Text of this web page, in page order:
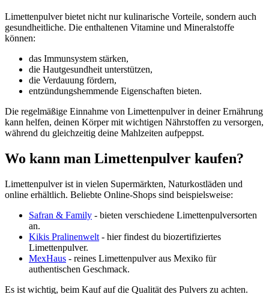
Limettenpulver bietet nicht nur kulinarische Vorteile, sondern auch
gesundheitliche. Die enthaltenen Vitamine und Mineralstoffe
können:
das Immunsystem stärken,
die Hautgesundheit unterstützen,
die Verdauung fördern,
entzündungshemmende Eigenschaften bieten.
Die regelmäßige Einnahme von Limettenpulver in deiner Ernährung
kann helfen, deinen Körper mit wichtigen Nährstoffen zu versorgen,
während du gleichzeitig deine Mahlzeiten aufpeppst.
Wo kann man Limettenpulver kaufen?
Limettenpulver ist in vielen Supermärkten, Naturkostläden und
online erhältlich. Beliebte Online-Shops sind beispielsweise:
Safran & Family - bieten verschiedene Limettenpulversorten
an.
Kikis Pralinenwelt - hier findest du biozertifiziertes
Limettenpulver.
MexHaus - reines Limettenpulver aus Mexiko für
authentischen Geschmack.
Es ist wichtig, beim Kauf auf die Qualität des Pulvers zu achten.